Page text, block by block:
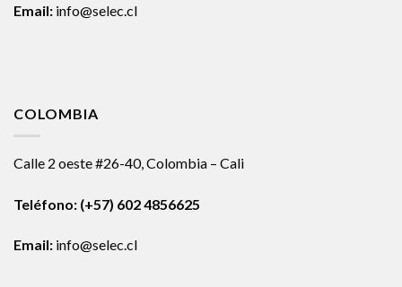
Email: info@selec.cl
COLOMBIA
Calle 2 oeste #26-40, Colombia – Cali
Teléfono: (+57) 602 4856625
Email: info@selec.cl